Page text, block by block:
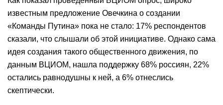
известным предложение Овечкина о создании
«Команды Путина» пока не стало: 17% респондентов
сказали, что слышали об этой инициативе. Однако сама
идея создания такого общественного движения, по
данным ВЦИОМ, нашла поддержку 68% россиян, 22%
остались равнодушны к ней, а 6% отнеслись
скептически.